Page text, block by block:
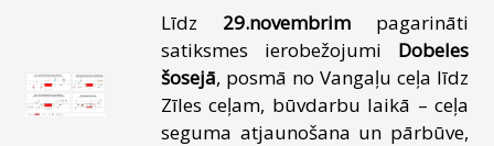
Līdz 29.novembrim pagarināti
satiksmes ierobežojumi Dobeles
šosejā, posmā no Vangaļu ceļa līdz
Zīles ceļam, būvdarbu laikā – ceļa
seguma atjaunošana un pārbūve,